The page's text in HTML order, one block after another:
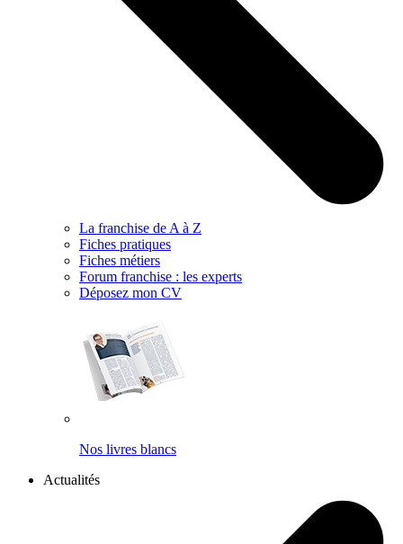
La franchise de A à Z
Fiches pratiques
Fiches métiers
Forum franchise : les experts
Déposez mon CV
Nos livres blancs
Actualités